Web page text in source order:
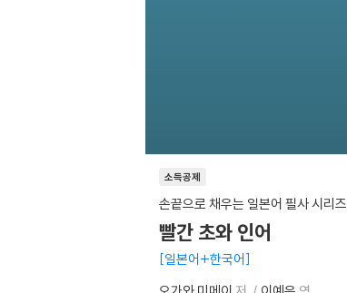
소득공제
손끝으로 채우는 일본어 필사 시리즈
빨간 초와 인어
일본어+한국어